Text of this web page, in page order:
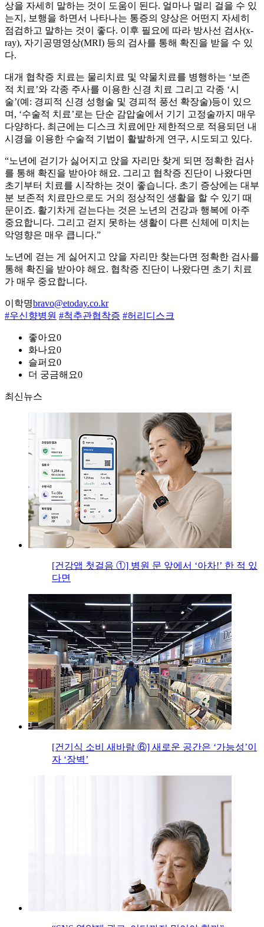
상을 자세히 말하는 것이 도움이 된다. 얼마나 멀리 걸을 수 있
는지, 보행을 하면서 나타나는 통증의 양상은 어떤지 자세히
점검하고 말하는 것이 좋다. 이후 필요에 따라 방사선 검사(x-
ray), 자기공명영상(MRI) 등의 검사를 통해 확진을 받을 수 있
다.
대개 협착증 치료는 물리치료 및 약물치료를 병행하는 ‘보존
적 치료’와 각종 주사를 이용한 신경 치료 그리고 각종 ‘시
술’(예: 경피적 신경 성형술 및 경피적 풍선 확장술)등이 있으
며, ‘수술적 치료’로는 단순 감압술에서 기기 고정술까지 매우
다양하다. 최근에는 디스크 치료에만 제한적으로 적용되던 내
시경을 이용한 수술적 기법이 활발하게 연구, 시도되고 있다.
“노년에 걷기가 싫어지고 앉을 자리만 찾게 되면 정확한 검사
를 통해 확진을 받아야 해요. 그리고 협착증 진단이 나왔다면
초기부터 치료를 시작하는 것이 좋습니다. 초기 증상에는 대부
분 보존적 치료만으로도 거의 정상적인 생활을 할 수 있기 때
문이죠. 활기차게 걷는다는 것은 노년의 건강과 행복에 아주
중요합니다. 그리고 걷지 못하는 생활이 다른 신체에 미치는
악영향은 매우 큽니다.”
노년에 걷는 게 싫어지고 앉을 자리만 찾는다면 정확한 검사를
통해 확진을 받아야 해요. 협착증 진단이 나왔다면 초기 치료
가 매우 중요합니다.
이학명bravo@etoday.co.kr
#우신향병원 #척추관협착증 #허리디스크
좋아요0
화나요0
슬퍼요0
더 궁금해요0
최신뉴스
[건강앱 첫걸음 ①] 병원 문 앞에서 ‘아차!’ 한 적 있
다면
[건기식 소비 새바람 ⑥] 새로운 공간은 ‘가능성’이
자 ‘장벽’